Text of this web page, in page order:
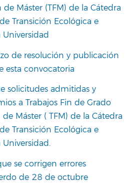
de Máster (TFM) de la Cátedra
Transición Ecológica e
de resolución y publicación
esta convocatoria
solicitudes admitidas y
a Trabajos Fin de Grado
de Máster ( TFM) de la Cátedra
Transición Ecológica e
se corrigen errores
de 28 de octubre